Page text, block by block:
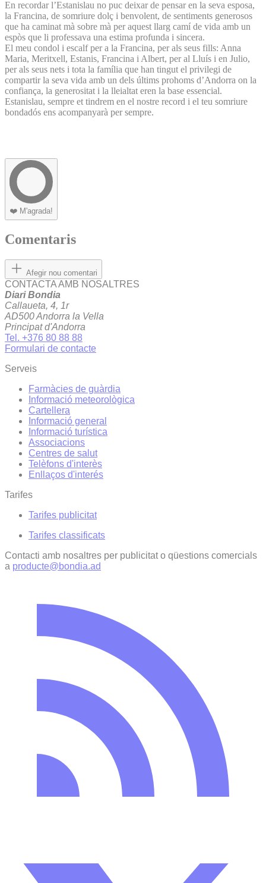
En recordar l’Estanislau no puc deixar de pensar en la seva esposa,
la Francina, de somriure dolç i benvolent, de sentiments generosos
que ha caminat mà sobre mà per aquest llarg camí de vida amb un
espòs que li professava una estima profunda i sincera.
El meu condol i escalf per a la Francina, per als seus fills: Anna
Maria, Meritxell, Estanis, Francina i Albert, per al Lluís i en Julio,
per als seus nets i tota la família que han tingut el privilegi de
compartir la seva vida amb un dels últims prohoms d’Andorra on la
confiança, la generositat i la lleialtat eren la base essencial.
Estanislau, sempre et tindrem en el nostre record i el teu somriure
bondadós ens acompanyarà per sempre.
❤️ M'agrada!
Comentaris
Afegir nou comentari
CONTACTA AMB NOSALTRES
Diari Bondia
Callaueta, 4, 1r
AD500 Andorra la Vella
Principat d'Andorra
Tel. +376 80 88 88
Formulari de contacte
Serveis
Farmàcies de guàrdia
Informació meteorològica
Cartellera
Informació general
Informació turística
Associacions
Centres de salut
Telèfons d'interès
Enllaços d'interés
Tarifes
Tarifes publicitat
Tarifes classificats
Contacti amb nosaltres per publicitat o qüestions comercials
a producte@bondia.ad